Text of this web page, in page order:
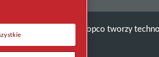
sposób Grupa Atlas Copco tworzy
Atlas Copco